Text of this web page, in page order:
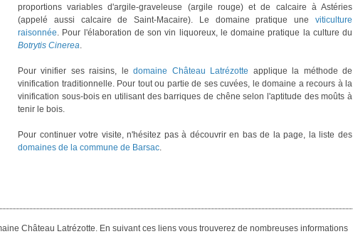
proportions variables d'argile-graveleuse (argile rouge) et de calcaire à Astéries
(appelé aussi calcaire de Saint-Macaire). Le domaine pratique une viticulture
raisonnée. Pour l'élaboration de son vin liquoreux, le domaine pratique la culture du
Botrytis Cinerea.
Pour vinifier ses raisins, ledomaine Château Latrézotte applique la méthode de
vinification traditionnelle. Pour tout ou partie de ses cuvées, le domaine a recours à la
vinification sous-bois en utilisant des barriques de chêne selon l'aptitude des moûts à
tenir le bois.
Pour continuer votre visite, n'hésitez pas à découvrir en bas de la page, la liste des
domaines de la commune de Barsac.
Château Latrézotte. En suivant ces liens vous trouverez de nombreuses informations